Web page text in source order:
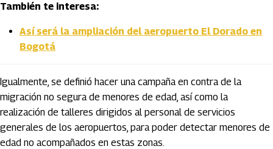
También te interesa:
Así será la ampliación del aeropuerto El Dorado en
Bogotá
Igualmente, se definió hacer una campaña en contra de la
migración no segura de menores de edad, así como la
realización de talleres dirigidos al personal de servicios
generales de los aeropuertos, para poder detectar menores de
edad no acompañados en estas zonas.